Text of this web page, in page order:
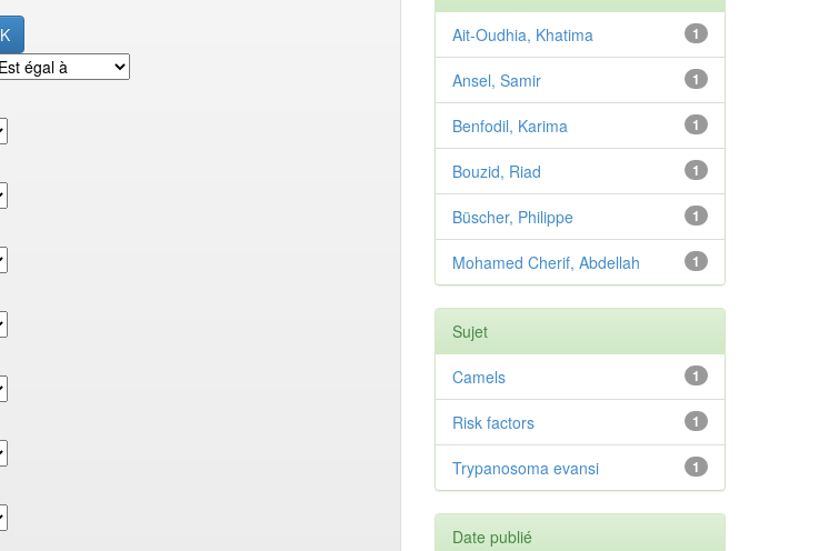
1
Ait-Oudhia, Khatima
1
Ansel, Samir
1
Benfodil, Karima
1
Bouzid, Riad
1
Büscher, Philippe
1
Mohamed Cherif, Abdellah
Sujet
1
Camels
1
Risk factors
1
Trypanosoma evansi
Date publié